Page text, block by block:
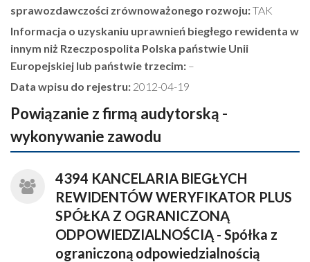
sprawozdawczości zrównoważonego rozwoju:TAK
Informacja o uzyskaniu uprawnień biegłego rewidenta w
innym niż Rzeczpospolita Polska państwie Unii
Europejskiej lub państwie trzecim: –
Data wpisu do rejestru: 2012-04-19
Powiązanie z firmą audytorską -
wykonywanie zawodu
4394 KANCELARIA BIEGŁYCH
REWIDENTÓW WERYFIKATOR PLUS
SPÓŁKA Z OGRANICZONĄ
ODPOWIEDZIALNOŚCIĄ - Spółka z
ograniczoną odpowiedzialnością